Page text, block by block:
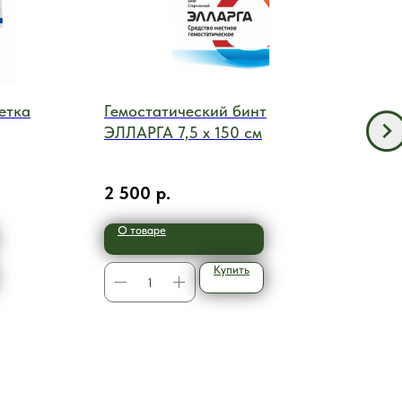
Гемостатический бинт
ЭЛЛАРГА 7,5 х 150 см
2 500 р.
О товаре
Купить